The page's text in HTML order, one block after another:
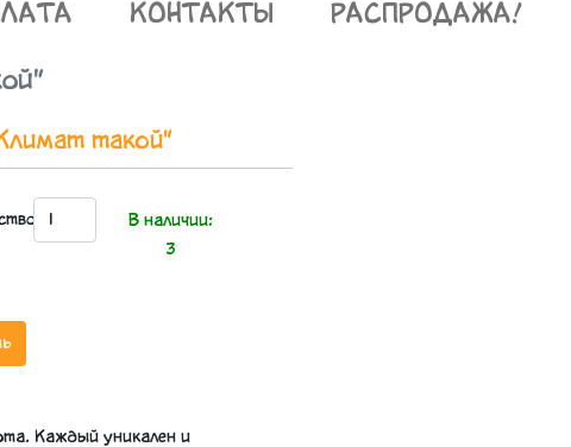
КОНТАКТЫ РАСПРОДАЖА!
такой"
В наличии:
3
Каждый уникален и